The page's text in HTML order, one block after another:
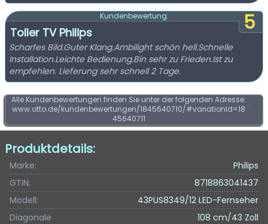
5
Kundenbewertung:
Toller TV Philips
Scharfes Bild.Guter Klang.Ambilight schön hell.Schnelle
Installation.Leichte Bedienung.Bin sehr zu Frieden.Ist zu
empfehlen. Lieferung sehr schnell 2 Tage.
Alle Kundenbewertungen finden Sie unter der folgenden Adresse:
www.otto.de/kundenbewertungen/1845640710/#variationId=18
45640711
Produktdetails:
Marke:
Philips
GTIN:
8718863041437
Modell:
43PUS8349/12 LED-Fernseher
Diagonale
108 cm/43 Zoll